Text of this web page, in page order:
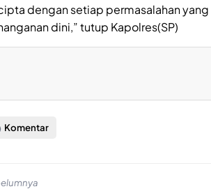
dengan setiap permasalahan
dini,” tutup Kapolres(SP)
Komentar